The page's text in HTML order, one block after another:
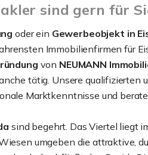
sind gern für
oder ein Gewerbeobjekt in
Immobilienfirmen für
von NEUMANN
tätig. Unsere qualifizierten
Marktkenntnisse und
sind begehrt. Das Viertel liegt
umgeben die attraktive,